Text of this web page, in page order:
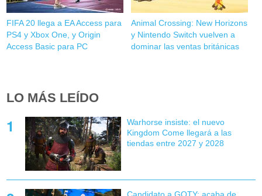
FIFA 20 llega a EA Access para
PS4 y Xbox One, y Origin
Access Basic para PC
Animal Crossing: New Horizons
y Nintendo Switch vuelven a
dominar las ventas británicas
LO MÁS LEÍDO
Warhorse insiste: el nuevo
Kingdom Come llegará a las
tiendas entre 2027 y 2028